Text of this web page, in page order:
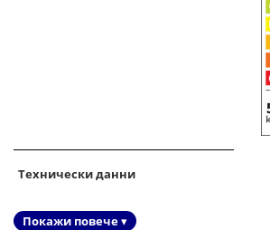
Технически данни
Покажи повече ▾